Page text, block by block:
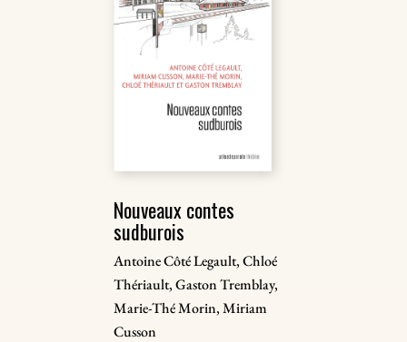
Nouveaux contes
sudburois
Antoine Côté Legault, Chloé
Thériault, Gaston Tremblay,
Marie-Thé Morin, Miriam
Cusson